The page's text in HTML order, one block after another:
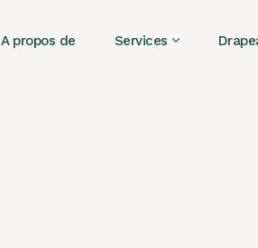
A propos de Services